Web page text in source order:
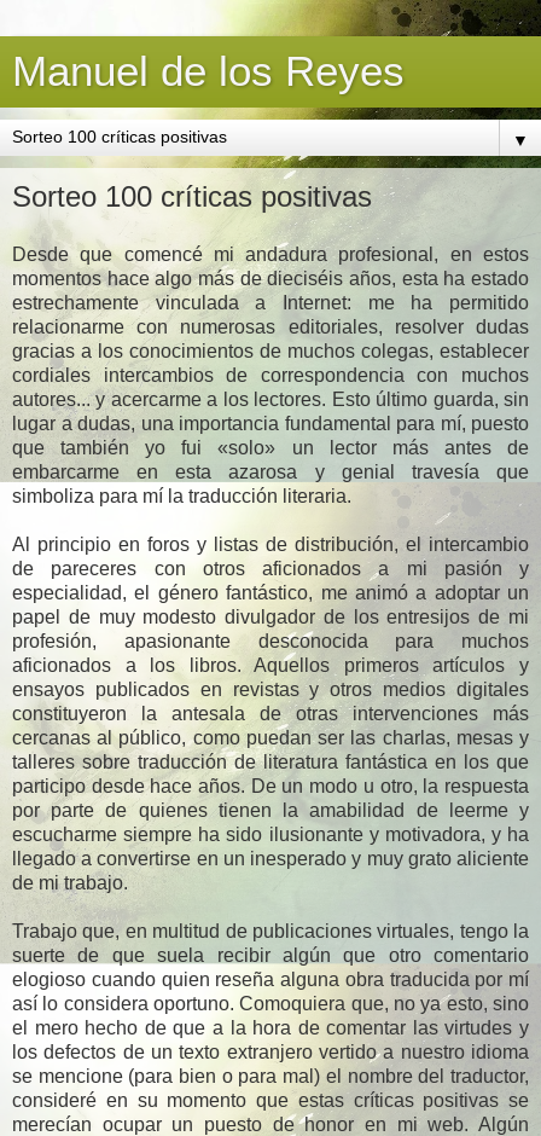
Manuel de los Reyes
▼
Sorteo 100 críticas positivas
Desde que comencé mi andadura profesional, en estos
momentos hace algo más de dieciséis años, esta ha estado
estrechamente vinculada a Internet: me ha permitido
relacionarme con numerosas editoriales, resolver dudas
gracias a los conocimientos de muchos colegas, establecer
cordiales intercambios de correspondencia con muchos
autores... y acercarme a los lectores. Esto último guarda, sin
lugar a dudas, una importancia fundamental para mí, puesto
que también yo fui «solo» un lector más antes de
embarcarme en esta azarosa y genial travesía que
simboliza para mí la traducción literaria.
Al principio en foros y listas de distribución, el intercambio
de pareceres con otros aficionados a mi pasión y
especialidad, el género fantástico, me animó a adoptar un
papel de muy modesto divulgador de los entresijos de mi
profesión, apasionante desconocida para muchos
aficionados a los libros. Aquellos primeros artículos y
ensayos publicados en revistas y otros medios digitales
constituyeron la antesala de otras intervenciones más
cercanas al público, como puedan ser las charlas, mesas y
talleres sobre traducción de literatura fantástica en los que
participo desde hace años. De un modo u otro, la respuesta
por parte de quienes tienen la amabilidad de leerme y
escucharme siempre ha sido ilusionante y motivadora, y ha
llegado a convertirse en un inesperado y muy grato aliciente
de mi trabajo.
Trabajo que, en multitud de publicaciones virtuales, tengo la
suerte de que suela recibir algún que otro comentario
elogioso cuando quien reseña alguna obra traducida por mí
así lo considera oportuno. Comoquiera que, no ya esto, sino
el mero hecho de que a la hora de comentar las virtudes y
los defectos de un texto extranjero vertido a nuestro idioma
se mencione (para bien o para mal) el nombre del traductor,
consideré en su momento que estas críticas positivas se
merecían ocupar un puesto de honor en mi web. Algún